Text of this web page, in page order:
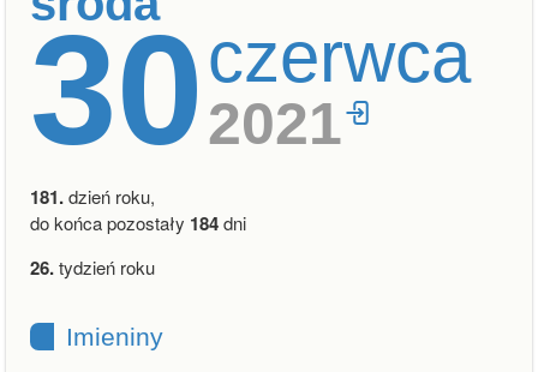
30czerwca
2021
181.dzień roku,
do końca pozostały 184dni
26.tydzień roku
Imieniny